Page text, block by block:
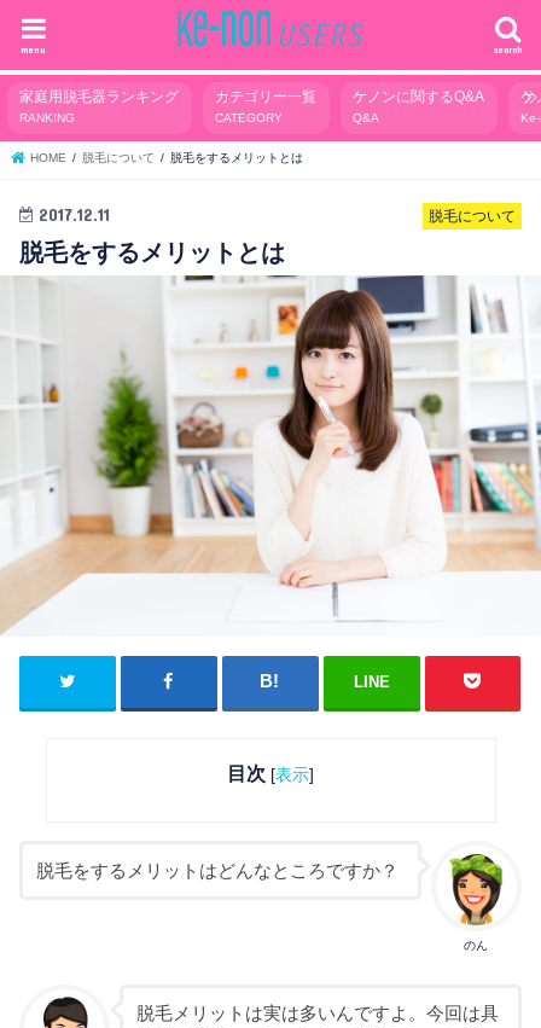
search
menu
家庭用脱毛器ランキング
RANKING
カテゴリー一覧
CATEGORY
ケノンに関するQ&A
Q&A
ケ
HOME 脱毛について 脱毛をするメリットとは
脱毛について
2017.12.11
脱毛をするメリットとは
LINE
目次 [表示]
のん
脱毛をするメリットはどんなところですか？
脱毛メリットは実は多いんですよ。今回は具